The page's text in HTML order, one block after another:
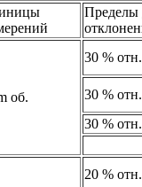
Пределы
об.
30 % отн.
30 % отн.
30 % отн.
20 % отн.